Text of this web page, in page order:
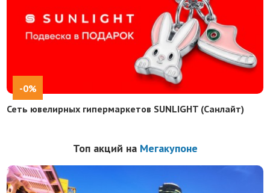
-0%
Сеть ювелирных гипермаркетов SUNLIGHT (Санлайт)
Топ акций на Мегакупоне